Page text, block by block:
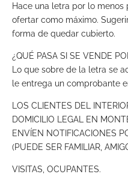
Hace una letra por lo menos
ofertar como máximo.
forma de quedar cubierto.
¿QUÉ PASA SI SE VENDE
Lo que sobre de la letra se
le entrega un comprobante
LOS CLIENTES DEL
DOMICILIO LEGAL EN
ENVÍEN NOTIFICACIONES
(PUEDE SER FAMILIAR,
VISITAS, OCUPANTES.